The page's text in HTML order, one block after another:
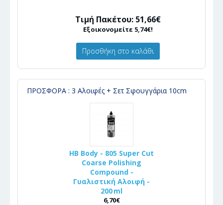
Τιμή Πακέτου: 51,66€
Εξοικονομείτε 5,74€!
Προσθήκη στο καλάθι
ΠΡΟΣΦΟΡΑ : 3 Αλοιφές + Σετ Σφουγγάρια 10cm
HB Body - 805 Super Cut
Coarse Polishing
Compound -
Γυαλιστική Αλοιφή -
200 ml
6,70€